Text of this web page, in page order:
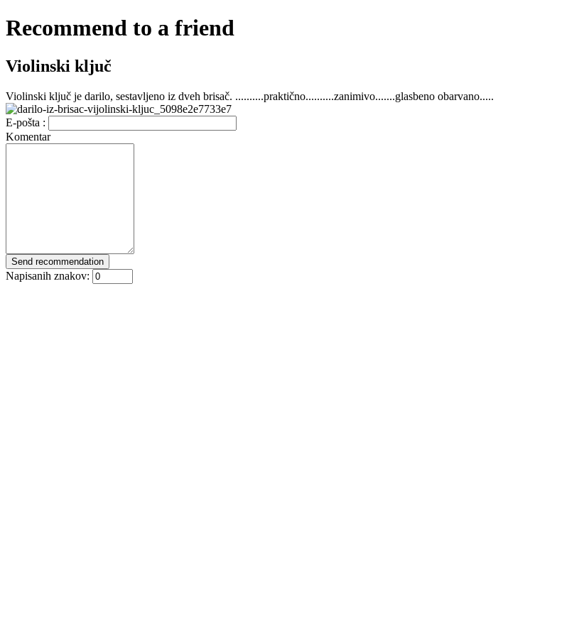
Recommend to a friend
Violinski ključ
Violinski ključ je darilo, sestavljeno iz dveh brisač. ..........praktično..........zanimivo.......glasbeno obarvano.....
E-pošta :
Komentar
Napisanih znakov: